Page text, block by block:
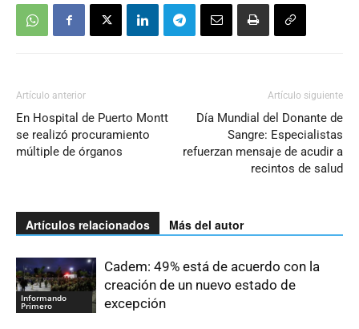
Artículo anterior
En Hospital de Puerto Montt
se realizó procuramiento
múltiple de órganos
Artículo siguiente
Día Mundial del Donante de
Sangre: Especialistas
refuerzan mensaje de acudir a
recintos de salud
Artículos relacionados Más del autor
Informando
Primero
Cadem: 49% está de acuerdo con la
creación de un nuevo estado de
excepción